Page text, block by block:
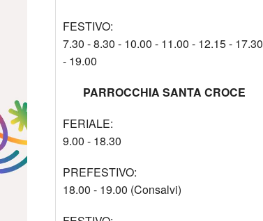
FESTIVO:
7.30 - 8.30 - 10.00 - 11.00 - 12.15 - 17.30
- 19.00
PARROCCHIA SANTA CROCE
FERIALE:
9.00 - 18.30
PREFESTIVO:
18.00 - 19.00 (Consalvi)